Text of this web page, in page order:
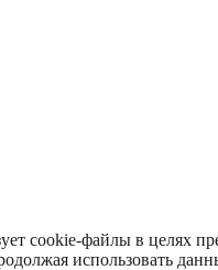
cookie-файлы в целях
использовать